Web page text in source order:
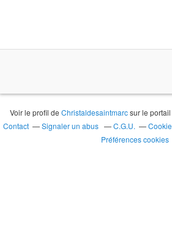
Voir le profil deChristaldesaintmarcsur le
Contact
Signaler un abus C.G.U.
Préférences cookies